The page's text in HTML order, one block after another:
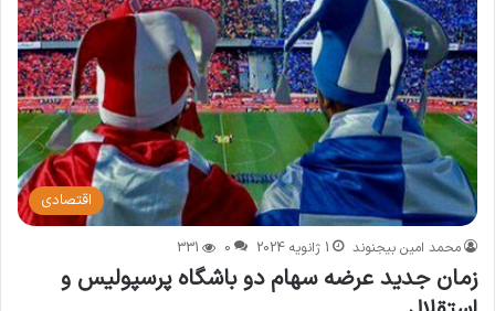
اقتصادی
محمد امین بیجنوند 1 ژانویه 2024 0
331
زمان جدید عرضه سهام دو باشگاه پرسپولیس و